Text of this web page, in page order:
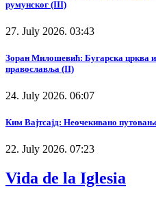
румунског (III)
27. July 2026. 03:43
Зоран Милошевић: Бугарска црква
православља (II)
24. July 2026. 06:07
Ким Вајтсајд: Неочекивано
22. July 2026. 07:23
Vida de la Iglesia